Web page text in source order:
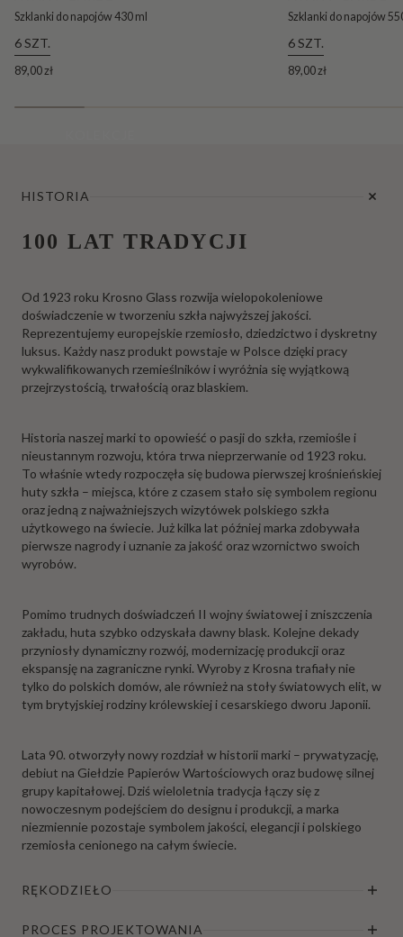
Szklanki do napojów 430 ml
6 SZT.
89,00 zł
Szklanki do napojów
6 SZT.
89,00 zł
HISTORIA
100 LAT TRADYCJI
Od 1923 roku Krosno Glass rozwija wielopokoleniowe
doświadczenie w tworzeniu szkła najwyższej jakości.
Reprezentujemy europejskie rzemiosło, dziedzictwo i dyskretny
luksus. Każdy nasz produkt powstaje w Polsce dzięki pracy
wykwalifikowanych rzemieślników i wyróżnia się wyjątkową
przejrzystością, trwałością oraz blaskiem.
Historia naszej marki to opowieść o pasji do szkła, rzemiośle i
nieustannym rozwoju, która trwa nieprzerwanie od 1923 roku.
To właśnie wtedy rozpoczęła się budowa pierwszej krośnieńskiej
huty szkła – miejsca, które z czasem stało się symbolem regionu
oraz jedną z najważniejszych wizytówek polskiego szkła
użytkowego na świecie. Już kilka lat później marka zdobywała
pierwsze nagrody i uznanie za jakość oraz wzornictwo swoich
wyrobów.
Pomimo trudnych doświadczeń II wojny światowej i zniszczenia
zakładu, huta szybko odzyskała dawny blask. Kolejne dekady
przyniosły dynamiczny rozwój, modernizację produkcji oraz
ekspansję na zagraniczne rynki. Wyroby z Krosna trafiały nie
tylko do polskich domów, ale również na stoły światowych elit, w
tym brytyjskiej rodziny królewskiej i cesarskiego dworu Japonii.
Lata 90. otworzyły nowy rozdział w historii marki – prywatyzację,
debiut na Giełdzie Papierów Wartościowych oraz budowę silnej
grupy kapitałowej. Dziś wieloletnia tradycja łączy się z
nowoczesnym podejściem do designu i produkcji, a marka
niezmiennie pozostaje symbolem jakości, elegancji i polskiego
rzemiosła cenionego na całym świecie.
RĘKODZIEŁO
PROCES PROJEKTOWANIA